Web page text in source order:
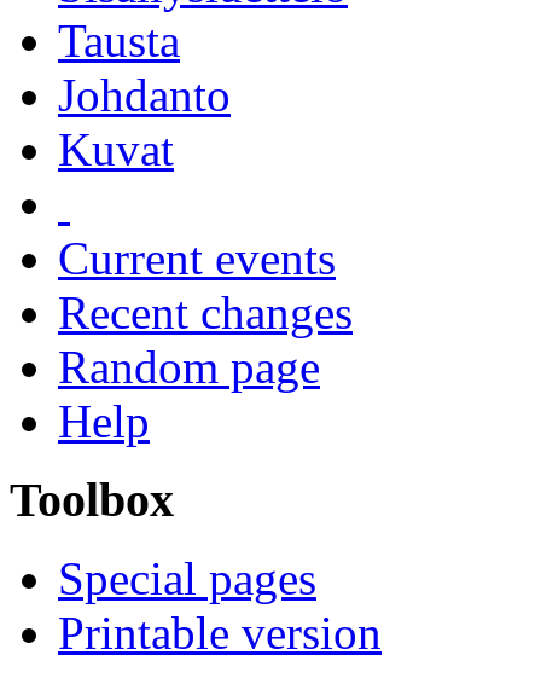
Tausta
Johdanto
Kuvat
Current events
Recent changes
Random page
Help
Toolbox
Special pages
Printable version